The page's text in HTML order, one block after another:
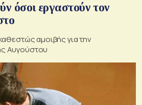
όσοι εργαστούν τον
αμοιβής για την
Αυγούστου